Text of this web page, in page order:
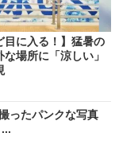
目に入る！】猛暑の
場所に「涼しい」
ったパンクな写真